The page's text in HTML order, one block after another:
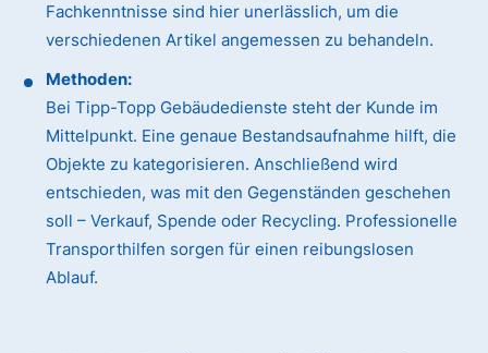
Fachkenntnisse sind hier unerlässlich, um die
verschiedenen Artikel angemessen zu behandeln.
Methoden:
Bei Tipp-Topp Gebäudedienste steht der Kunde im
Mittelpunkt. Eine genaue Bestandsaufnahme hilft, die
Objekte zu kategorisieren. Anschließend wird
entschieden, was mit den Gegenständen geschehen
soll – Verkauf, Spende oder Recycling. Professionelle
Transporthilfen sorgen für einen reibungslosen
Ablauf.